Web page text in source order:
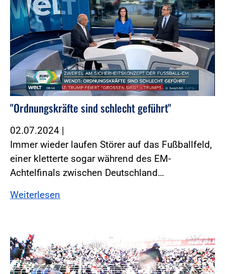
"Ordnungskräfte sind schlecht geführt"
02.07.2024 |
Immer wieder laufen Störer auf das Fußballfeld,
einer kletterte sogar während des EM-
Achtelfinals zwischen Deutschland…
Weiterlesen
Foto:Fotolia